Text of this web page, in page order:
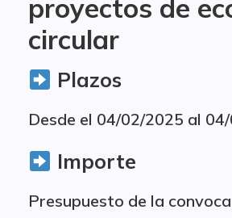
proyectos de
circular
Plazos
Desde el 04/02/2025 al
Importe
Presupuesto de la